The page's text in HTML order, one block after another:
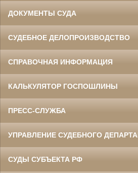
ДОКУМЕНТЫ СУДА
СУДЕБНОЕ ДЕЛОПРОИЗВОДСТВО
СПРАВОЧНАЯ ИНФОРМАЦИЯ
КАЛЬКУЛЯТОР ГОСПОШЛИНЫ
ПРЕСС-СЛУЖБА
УПРАВЛЕНИЕ СУДЕБНОГО
СУДЫ СУБЪЕКТА РФ